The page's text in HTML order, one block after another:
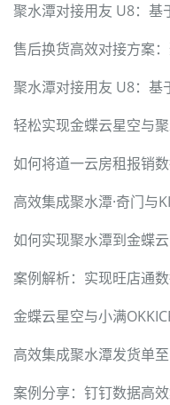
售后换货高效对接方案
轻松实现金蝶云星空与
如何将道一云房租报销
高效集成聚水潭·奇门与
如何实现聚水潭到金蝶
案例解析：实现旺店通
金蝶云星空与小满
高效集成聚水潭发货单
案例分享：钉钉数据高